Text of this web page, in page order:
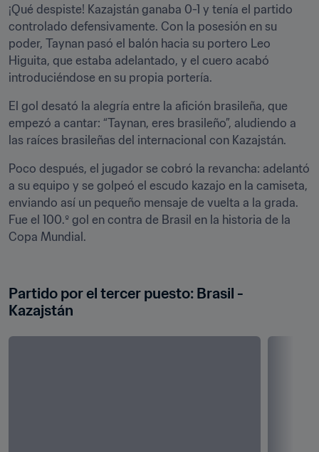
¡Qué despiste! Kazajstán ganaba 0-1 y tenía el partido
controlado defensivamente. Con la posesión en su
poder, Taynan pasó el balón hacia su portero Leo
Higuita, que estaba adelantado, y el cuero acabó
introduciéndose en su propia portería.
El gol desató la alegría entre la afición brasileña, que
empezó a cantar: “Taynan, eres brasileño”, aludiendo a
las raíces brasileñas del internacional con Kazajstán.
Poco después, el jugador se cobró la revancha: adelantó
a su equipo y se golpeó el escudo kazajo en la camiseta,
enviando así un pequeño mensaje de vuelta a la grada.
Fue el 100.º gol en contra de Brasil en la historia de la
Copa Mundial.
Partido por el tercer puesto: Brasil -
Kazajstán